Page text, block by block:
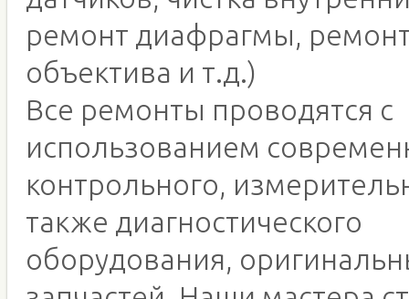
ремонт диафрагмы,
объектива и т.д.)
Все ремонты проводятся с
использованием
контрольного,
также диагностического
оборудования,